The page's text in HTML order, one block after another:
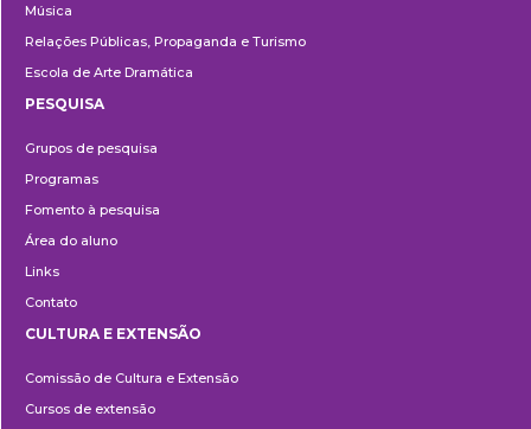
Música
Relações Públicas, Propaganda e Turismo
Escola de Arte Dramática
PESQUISA
Grupos de pesquisa
Programas
Fomento à pesquisa
Área do aluno
Links
Contato
e
Extensão
CULTURA E EXTENSÃO
Comissão de Cultura e Extensão
Cursos de extensão